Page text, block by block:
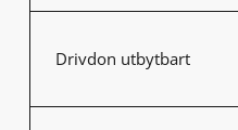
Drivdon utbytbart